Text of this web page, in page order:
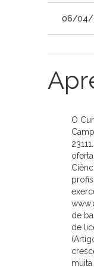
06/04/
O
de
de